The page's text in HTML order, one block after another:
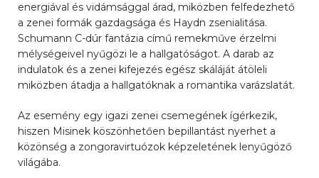
energiával és vidámsággal árad, miközben felfedezhető
a zenei formák gazdagsága és Haydn zsenialitása.
Schumann C-dúr fantázia című remekműve érzelmi
mélységeivel nyűgözi le a hallgatóságot. A darab az
indulatok és a zenei kifejezés egész skáláját átöleli
miközben átadja a hallgatóknak a romantika varázslatát.
Az esemény egy igazi zenei csemegének ígérkezik,
hiszen Misinek köszönhetően bepillantást nyerhet a
közönség a zongoravirtuózok képzeletének lenyűgöző
világába.